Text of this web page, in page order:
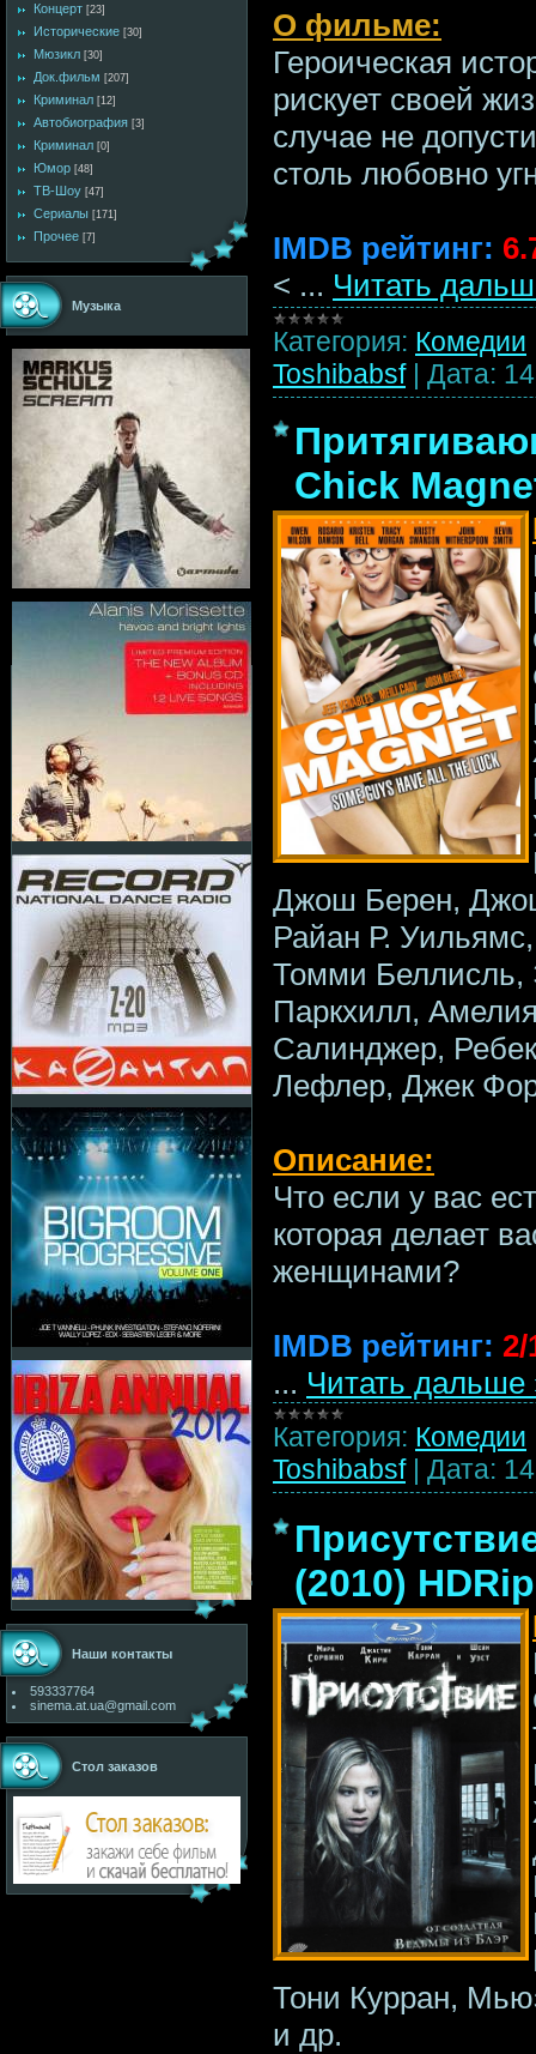
Концерт [23]
Исторические [30]
Мюзикл [30]
Док.фильм [207]
Криминал [12]
Автобиография [3]
Криминал [0]
Юмор [48]
ТВ-Шоу [47]
Сериалы [171]
Прочее [7]
Музыка
Наши контакты
593337764
sinema.at.ua@gmail.com
Стол заказов
О фильме:
Героическая
рискует своей
случае не
столь любовно
IMDB рейтинг:
< ... Читать
Категория: Комедии
Toshibabsf | Дата:
Chick
Джош Берен,
Райан Р.
Томми
Паркхилл,
Салинджер,
Лефлер, Джек
Описание:
Что если у вас
которая делает
женщинами?
IMDB рейтинг: 2/
... Читать дальше
Категория: Комедии
Toshibabsf | Дата:
(2010) HDRip
Тони Курран,
и др.